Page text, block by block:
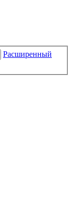
Расширенный